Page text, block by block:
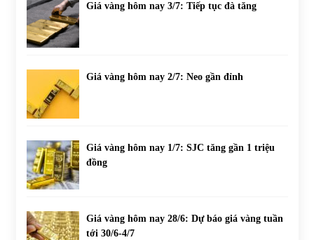
Giá vàng hôm nay 3/7: Tiếp tục đà tăng
Giá vàng hôm nay 2/7: Neo gần đỉnh
Giá vàng hôm nay 1/7: SJC tăng gần 1 triệu
đồng
Giá vàng hôm nay 28/6: Dự báo giá vàng tuần
tới 30/6-4/7